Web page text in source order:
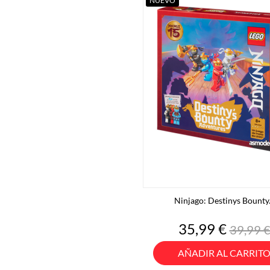
Ninjago: Destinys
Precio
35,99 €Precio
base
39,99 €
AÑADIR AL CARRITO